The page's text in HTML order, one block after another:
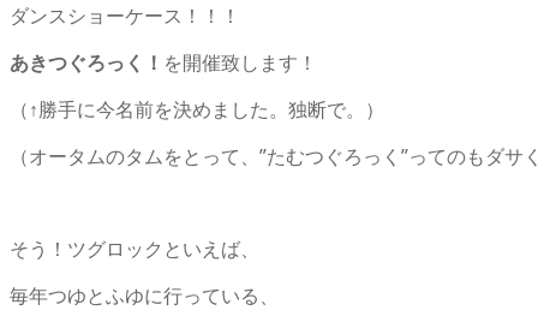
ダンスショーケース！！！
あきつぐろっく！ を開催致します！
（↑勝手に今名前を決めました。独断で。）
（オータムのタムをとって、”たむつぐろっく”ってのもダサ
そう！ツグロックといえば、
毎年つゆとふゆに行っている、